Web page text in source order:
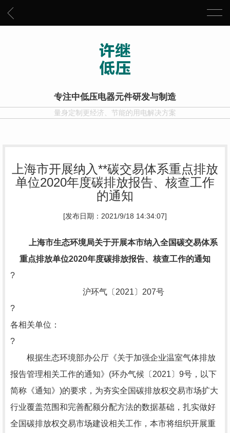
专注中低压电器元件研发与制造
量身定制更经济、节能的用电解决方案
上海市开展纳入**碳交易体系重点排放
单位2020年度碳排放报告、核查工作
的通知
[发布日期：2021/9/18 14:34:07]
上海市生态环境局关于开展本市纳入全国碳交易体系
重点排放单位2020年度碳排放报告、核查工作的通知
?
沪环气〔2021〕207号
?
各相关单位：
?
根据生态环境部办公厅《关于加强企业温室气体排放
报告管理相关工作的通知》(环办气候〔2021〕9号，以下
简称《通知》)的要求，为夯实全国碳排放权交易市场扩大
行业覆盖范围和完善配额分配方法的数据基础，扎实做好
全国碳排放权交易市场建设相关工作，本市将组织开展重